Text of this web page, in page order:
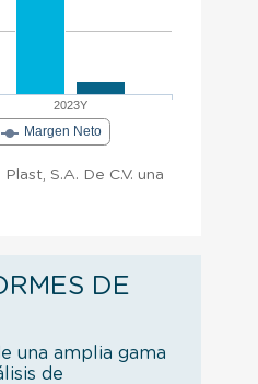
2023Y
Margen Neto
S.A. De C.V. una
DE
una amplia gama
de